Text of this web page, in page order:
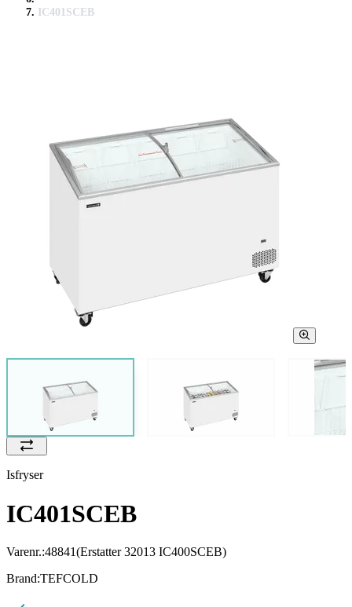
IC401SCEB
Isfryser
IC401SCEB
Varenr.:48841(Erstatter 32013 IC400SCEB)
Brand:TEFCOLD